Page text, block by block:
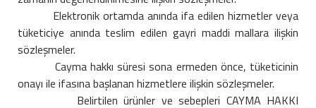
Elektronik ortamda anında ifa edilen hizmetler veya
tüketiciye anında teslim edilen gayri maddi mallara ilişkin
sözleşmeler.
Cayma hakkı süresi sona ermeden önce, tüketicinin
onayı ile ifasına başlanan hizmetlere ilişkin sözleşmeler.
Belirtilen ürünler ve sebepleri CAYMA HAKKI